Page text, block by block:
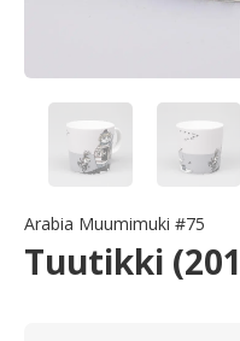
Arabia Muumimuki #75
Tuutikki